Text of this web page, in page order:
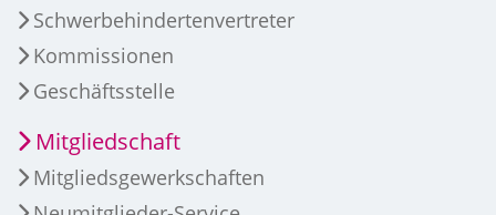
Schwerbehindertenvertreter
Kommissionen
Geschäftsstelle
Mitgliedschaft
Mitgliedsgewerkschaften